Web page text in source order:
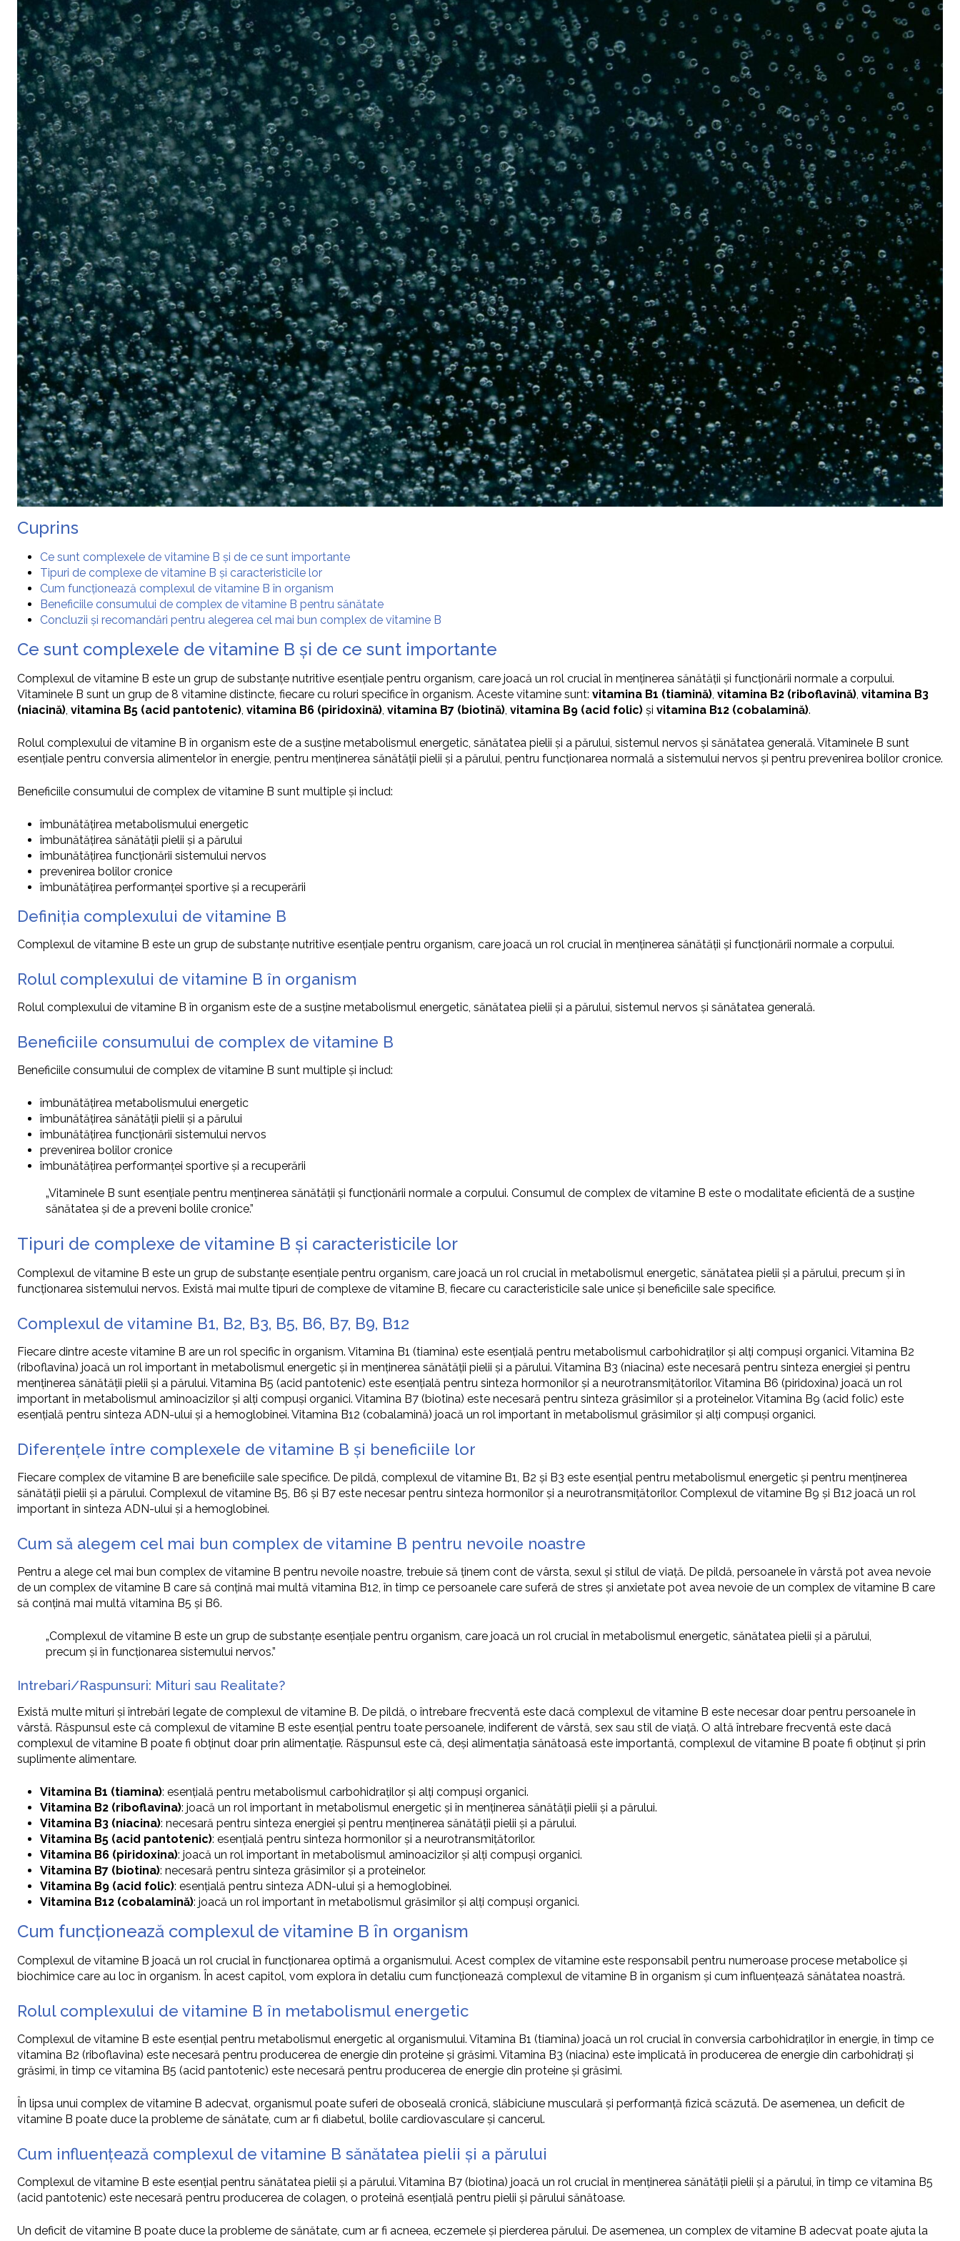
Cuprins
Ce sunt complexele de vitamine B și de ce sunt importante
Tipuri de complexe de vitamine B și caracteristicile lor
Cum funcționează complexul de vitamine B în organism
Beneficiile consumului de complex de vitamine B pentru sănătate
Concluzii și recomandări pentru alegerea cel mai bun complex de vitamine B
Ce sunt complexele de vitamine B și de ce sunt importante
Complexul de vitamine B este un grup de substanțe nutritive esențiale pentru organism, care joacă un rol crucial în menținerea sănătății și funcționării normale a corpului.
Vitaminele B sunt un grup de 8 vitamine distincte, fiecare cu roluri specifice în organism. Aceste vitamine sunt: vitamina B1 (tiamină), vitamina B2 (riboflavină), vitamina B3
(niacină), vitamina B5 (acid pantotenic), vitamina B6 (piridoxină), vitamina B7 (biotină), vitamina B9 (acid folic) și vitamina B12 (cobalamină).
Rolul complexului de vitamine B în organism este de a susține metabolismul energetic, sănătatea pielii și a părului, sistemul nervos și sănătatea generală. Vitaminele B sunt
esențiale pentru conversia alimentelor în energie, pentru menținerea sănătății pielii și a părului, pentru funcționarea normală a sistemului nervos și pentru prevenirea bolilor cronice.
Beneficiile consumului de complex de vitamine B sunt multiple și includ:
îmbunătățirea metabolismului energetic
îmbunătățirea sănătății pielii și a părului
îmbunătățirea funcționării sistemului nervos
prevenirea bolilor cronice
îmbunătățirea performanței sportive și a recuperării
Definiția complexului de vitamine B
Complexul de vitamine B este un grup de substanțe nutritive esențiale pentru organism, care joacă un rol crucial în menținerea sănătății și funcționării normale a corpului.
Rolul complexului de vitamine B în organism
Rolul complexului de vitamine B în organism este de a susține metabolismul energetic, sănătatea pielii și a părului, sistemul nervos și sănătatea generală.
Beneficiile consumului de complex de vitamine B
Beneficiile consumului de complex de vitamine B sunt multiple și includ:
îmbunătățirea metabolismului energetic
îmbunătățirea sănătății pielii și a părului
îmbunătățirea funcționării sistemului nervos
prevenirea bolilor cronice
îmbunătățirea performanței sportive și a recuperării
„Vitaminele B sunt esențiale pentru menținerea sănătății și funcționării normale a corpului. Consumul de complex de vitamine B este o modalitate eficientă de a susține
sănătatea și de a preveni bolile cronice.”
Tipuri de complexe de vitamine B și caracteristicile lor
Complexul de vitamine B este un grup de substanțe esențiale pentru organism, care joacă un rol crucial în metabolismul energetic, sănătatea pielii și a părului, precum și în
funcționarea sistemului nervos. Există mai multe tipuri de complexe de vitamine B, fiecare cu caracteristicile sale unice și beneficiile sale specifice.
Complexul de vitamine B1, B2, B3, B5, B6, B7, B9, B12
Fiecare dintre aceste vitamine B are un rol specific în organism. Vitamina B1 (tiamina) este esențială pentru metabolismul carbohidraților și alți compuși organici. Vitamina B2
(riboflavina) joacă un rol important în metabolismul energetic și în menținerea sănătății pielii și a părului. Vitamina B3 (niacina) este necesară pentru sinteza energiei și pentru
menținerea sănătății pielii și a părului. Vitamina B5 (acid pantotenic) este esențială pentru sinteza hormonilor și a neurotransmițătorilor. Vitamina B6 (piridoxina) joacă un rol
important în metabolismul aminoacizilor și alți compuși organici. Vitamina B7 (biotina) este necesară pentru sinteza grăsimilor și a proteinelor. Vitamina B9 (acid folic) este
esențială pentru sinteza ADN-ului și a hemoglobinei. Vitamina B12 (cobalamină) joacă un rol important în metabolismul grăsimilor și alți compuși organici.
Diferențele între complexele de vitamine B și beneficiile lor
Fiecare complex de vitamine B are beneficiile sale specifice. De pildă, complexul de vitamine B1, B2 și B3 este esențial pentru metabolismul energetic și pentru menținerea
sănătății pielii și a părului. Complexul de vitamine B5, B6 și B7 este necesar pentru sinteza hormonilor și a neurotransmițătorilor. Complexul de vitamine B9 și B12 joacă un rol
important în sinteza ADN-ului și a hemoglobinei.
Cum să alegem cel mai bun complex de vitamine B pentru nevoile noastre
Pentru a alege cel mai bun complex de vitamine B pentru nevoile noastre, trebuie să ținem cont de vârsta, sexul și stilul de viață. De pildă, persoanele în vârstă pot avea nevoie
de un complex de vitamine B care să conțină mai multă vitamina B12, în timp ce persoanele care suferă de stres și anxietate pot avea nevoie de un complex de vitamine B care
să conțină mai multă vitamina B5 și B6.
„Complexul de vitamine B este un grup de substanțe esențiale pentru organism, care joacă un rol crucial în metabolismul energetic, sănătatea pielii și a părului,
precum și în funcționarea sistemului nervos.”
Intrebari/Raspunsuri: Mituri sau Realitate?
Există multe mituri și întrebări legate de complexul de vitamine B. De pildă, o întrebare frecventă este dacă complexul de vitamine B este necesar doar pentru persoanele în
vârstă. Răspunsul este că complexul de vitamine B este esențial pentru toate persoanele, indiferent de vârstă, sex sau stil de viață. O altă întrebare frecventă este dacă
complexul de vitamine B poate fi obținut doar prin alimentație. Răspunsul este că, deși alimentația sănătoasă este importantă, complexul de vitamine B poate fi obținut și prin
suplimente alimentare.
Vitamina B1 (tiamina): esențială pentru metabolismul carbohidraților și alți compuși organici.
Vitamina B2 (riboflavina): joacă un rol important în metabolismul energetic și în menținerea sănătății pielii și a părului.
Vitamina B3 (niacina): necesară pentru sinteza energiei și pentru menținerea sănătății pielii și a părului.
Vitamina B5 (acid pantotenic): esențială pentru sinteza hormonilor și a neurotransmițătorilor.
Vitamina B6 (piridoxina): joacă un rol important în metabolismul aminoacizilor și alți compuși organici.
Vitamina B7 (biotina): necesară pentru sinteza grăsimilor și a proteinelor.
Vitamina B9 (acid folic): esențială pentru sinteza ADN-ului și a hemoglobinei.
Vitamina B12 (cobalamină): joacă un rol important în metabolismul grăsimilor și alți compuși organici.
Cum funcționează complexul de vitamine B în organism
Complexul de vitamine B joacă un rol crucial în funcționarea optimă a organismului. Acest complex de vitamine este responsabil pentru numeroase procese metabolice și
biochimice care au loc în organism. În acest capitol, vom explora în detaliu cum funcționează complexul de vitamine B în organism și cum influențează sănătatea noastră.
Rolul complexului de vitamine B în metabolismul energetic
Complexul de vitamine B este esențial pentru metabolismul energetic al organismului. Vitamina B1 (tiamina) joacă un rol crucial în conversia carbohidraților în energie, în timp ce
vitamina B2 (riboflavina) este necesară pentru producerea de energie din proteine și grăsimi. Vitamina B3 (niacina) este implicată în producerea de energie din carbohidrați și
grăsimi, în timp ce vitamina B5 (acid pantotenic) este necesară pentru producerea de energie din proteine și grăsimi.
În lipsa unui complex de vitamine B adecvat, organismul poate suferi de oboseală cronică, slăbiciune musculară și performanță fizică scăzută. De asemenea, un deficit de
vitamine B poate duce la probleme de sănătate, cum ar fi diabetul, bolile cardiovasculare și cancerul.
Cum influențează complexul de vitamine B sănătatea pielii și a părului
Complexul de vitamine B este esențial pentru sănătatea pielii și a părului. Vitamina B7 (biotina) joacă un rol crucial în menținerea sănătății pielii și a părului, în timp ce vitamina B5
(acid pantotenic) este necesară pentru producerea de colagen, o proteină esențială pentru pielii și părului sănătoase.
Un deficit de vitamine B poate duce la probleme de sănătate, cum ar fi acneea, eczemele și pierderea părului. De asemenea, un complex de vitamine B adecvat poate ajuta la